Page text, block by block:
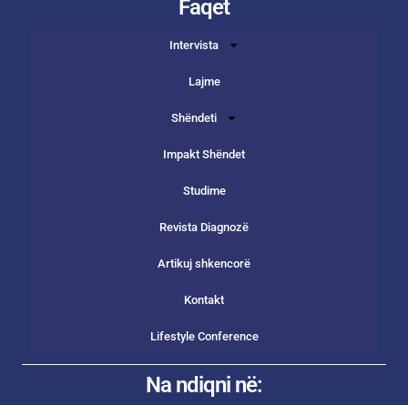
Faqet
Intervista
Lajme
Shëndeti
Impakt Shëndet
Studime
Revista Diagnozë
Artikuj shkencorë
Kontakt
Lifestyle Conference
Na ndiqni në: